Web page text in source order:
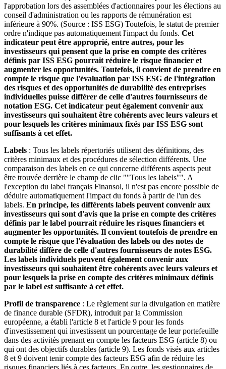
l'approbation lors des assemblées d'actionnaires pour les élections au
conseil d'administration ou les rapports de rémunération est
inférieure à 90%. (Source : ISS ESG) Toutefois, le statut de premier
ordre n'indique pas automatiquement l'impact du fonds. Cet
indicateur peut être approprié, entre autres, pour les
investisseurs qui pensent que la prise en compte des critères
définis par ISS ESG pourrait réduire le risque financier et
augmenter les opportunités. Toutefois, il convient de prendre en
compte le risque que l'évaluation par ISS ESG de l'intégration
des risques et des opportunités de durabilité des entreprises
individuelles puisse différer de celle d'autres fournisseurs de
notation ESG. Cet indicateur peut également convenir aux
investisseurs qui souhaitent être cohérents avec leurs valeurs et
pour lesquels les critères minimaux fixés par ISS ESG sont
suffisants à cet effet.
Labels : Tous les labels répertoriés utilisent des définitions, des
critères minimaux et des procédures de sélection différents. Une
comparaison des labels en ce qui concerne différents aspects peut
être trouvée derrière le champ de clic ""Tous les labels"". A
l'exception du label français Finansol, il n'est pas encore possible de
déduire automatiquement l'impact du fonds à partir de l'un des
labels. En principe, les différents labels peuvent convenir aux
investisseurs qui sont d'avis que la prise en compte des critères
définis par le label pourrait réduire les risques financiers et
augmenter les opportunités. Il convient toutefois de prendre en
compte le risque que l'évaluation des labels ou des notes de
durabilité diffère de celle d'autres fournisseurs de notes ESG.
Les labels individuels peuvent également convenir aux
investisseurs qui souhaitent être cohérents avec leurs valeurs et
pour lesquels la prise en compte des critères minimaux définis
par le label est suffisante à cet effet.
Profil de transparence : Le règlement sur la divulgation en matière
de finance durable (SFDR), introduit par la Commission
européenne, a établi l'article 8 et l'article 9 pour les fonds
d'investissement qui investissent un pourcentage de leur portefeuille
dans des activités prenant en compte les facteurs ESG (article 8) ou
qui ont des objectifs durables (article 9). Les fonds visés aux articles
8 et 9 doivent tenir compte des facteurs ESG afin de réduire les
risques financiers liés à ces facteurs. En outre, les gestionnaires de